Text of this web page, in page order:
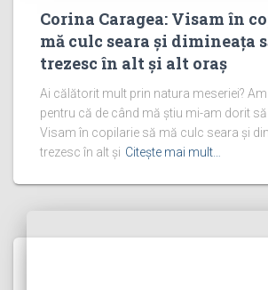
Corina Caragea: Visam în
mă culc seara și dimineața
trezesc în alt și alt oraș
Ai călătorit mult prin natura meseriei?
pentru că de când mă știu mi-am dorit
Visam în copilarie să mă culc seara și
trezesc în alt și Citește mai mult…